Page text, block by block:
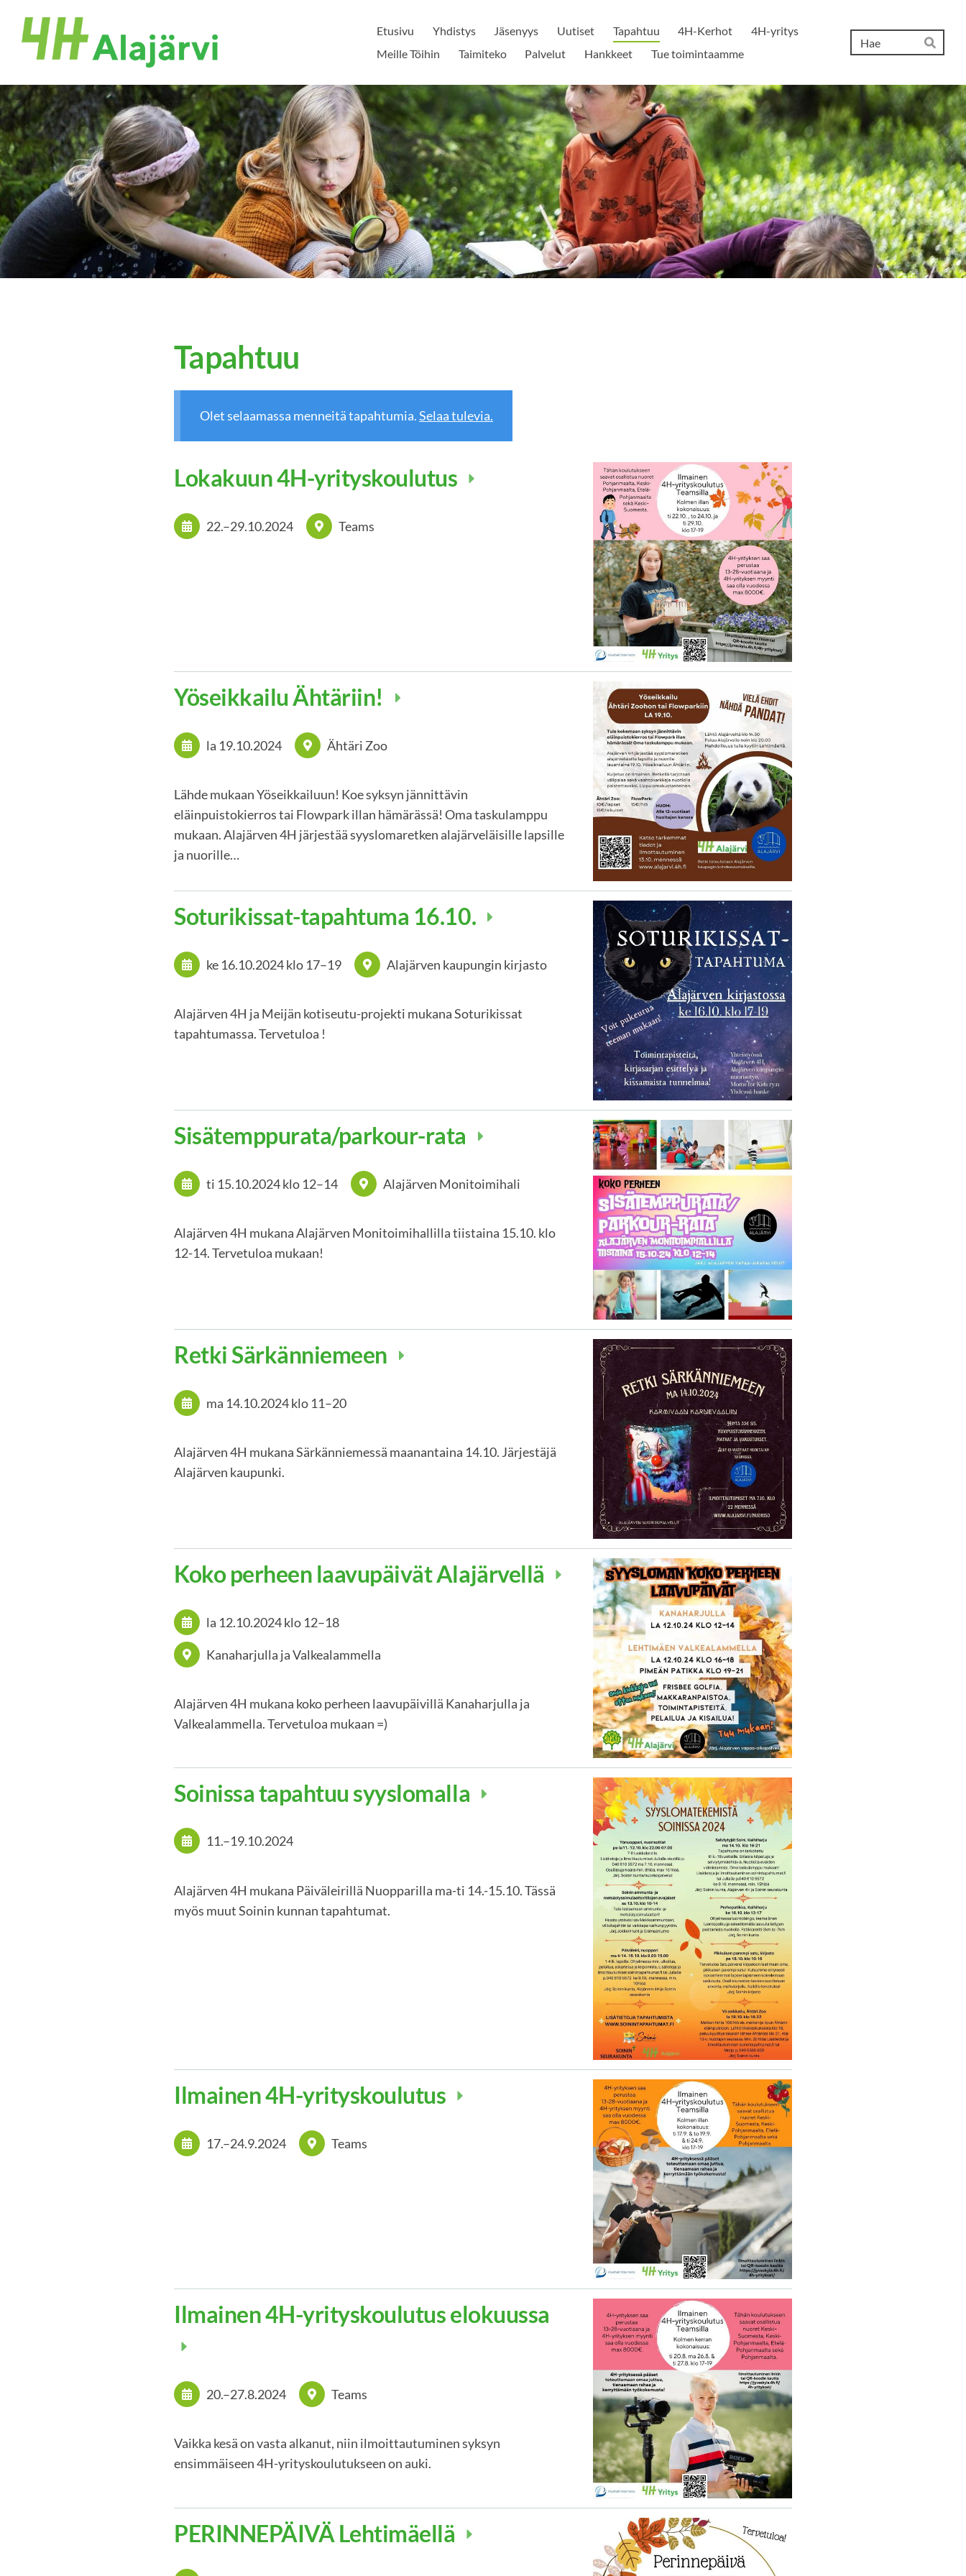
Siirry
sivun
sisältöön
Alajärven 4H-yhdistys ry.
Etusivu Yhdistys Jäsenyys Uutiset Tapahtuu 4H-Kerhot
4H-yritys
Meille Töihin
Taimiteko Palvelut Hankkeet Tue toimintaamme Hae
Tapahtuu
Olet selaamassa menneitä tapahtumia.Selaa tulevia.
Lokakuun 4H-yrityskoulutus
22.–29.10.2024 Teams
Yöseikkailu Ähtäriin!
la 19.10.2024 Ähtäri Zoo
Lähde mukaan Yöseikkailuun! Koe syksyn jännittävin
eläinpuistokierros tai Flowpark illan hämärässä! Oma taskulamppu
mukaan. Alajärven 4H järjestää syyslomaretken alajärveläisille lapsille
ja nuorille…
Soturikissat-tapahtuma 16.10.
ke 16.10.2024klo 17–19 Alajärven kaupungin kirjasto
Alajärven 4H ja Meijän kotiseutu-projekti mukana Soturikissat
tapahtumassa. Tervetuloa !
Sisätemppurata/parkour-rata
ti 15.10.2024klo 12–14 Alajärven Monitoimihali
Alajärven 4H mukana Alajärven Monitoimihallilla tiistaina 15.10. klo
12-14. Tervetuloa mukaan!
Retki Särkänniemeen
ma 14.10.2024klo 11–20
Alajärven 4H mukana Särkänniemessä maanantaina 14.10. Järjestäjä
Alajärven kaupunki.
Koko perheen laavupäivät Alajärvellä
la 12.10.2024klo 12–18
Kanaharjulla ja Valkealammella
Alajärven 4H mukana koko perheen laavupäivillä Kanaharjulla ja
Valkealammella. Tervetuloa mukaan =)
Soinissa tapahtuu syyslomalla
11.–19.10.2024
Alajärven 4H mukana Päiväleirillä Nuopparilla ma-ti 14.-15.10. Tässä
myös muut Soinin kunnan tapahtumat.
Ilmainen 4H-yrityskoulutus
17.–24.9.2024 Teams
Ilmainen 4H-yrityskoulutus elokuussa
20.–27.8.2024 Teams
Vaikka kesä on vasta alkanut, niin ilmoittautuminen syksyn
ensimmäiseen 4H-yrityskoulutukseen on auki.
PERINNEPÄIVÄ Lehtimäellä